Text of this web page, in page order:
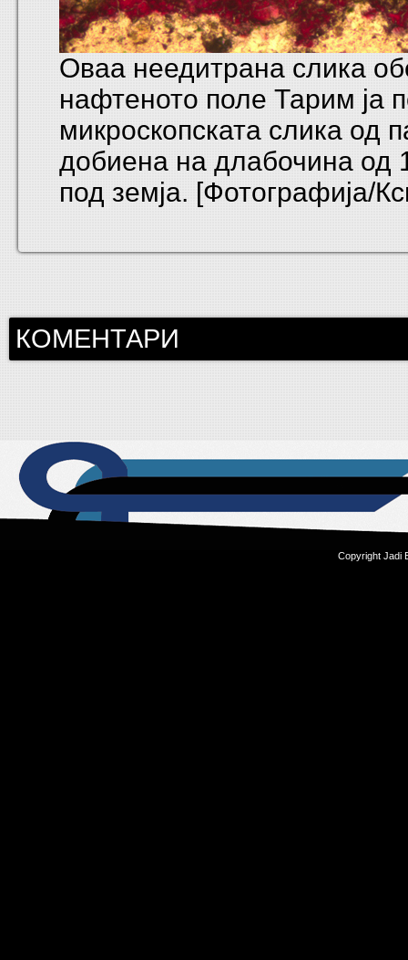
Оваа неедитрана слика
нафтеното поле Тарим ја
микроскопската слика од
добиена на длабочина од
под земја. [Фотографија/
КОМЕНТАРИ
Copyright Jadi